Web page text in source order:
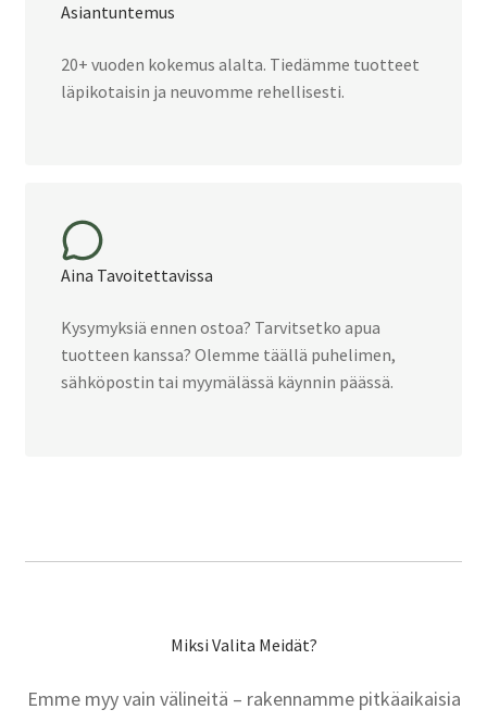
Asiantuntemus
20+ vuoden kokemus alalta. Tiedämme tuotteet
läpikotaisin ja neuvomme rehellisesti.
Aina Tavoitettavissa
Kysymyksiä ennen ostoa? Tarvitsetko apua
tuotteen kanssa? Olemme täällä puhelimen,
sähköpostin tai myymälässä käynnin päässä.
Miksi Valita Meidät?
Emme myy vain välineitä – rakennamme pitkäaikaisia